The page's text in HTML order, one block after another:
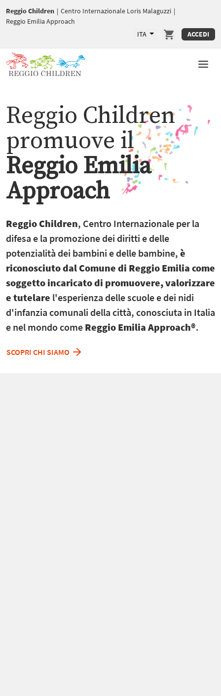
Reggio Children | Centro Internazionale Loris Malaguzzi |
Reggio Emilia Approach
ITA
ACCEDI
Reggio Children
promuove il
Reggio Emilia
Approach
Reggio Children, Centro Internazionale per la
difesa e la promozione dei diritti e delle
potenzialità dei bambini e delle bambine, è
riconosciuto dal Comune di Reggio Emilia come
soggetto incaricato di promuovere, valorizzare
e tutelare l'esperienza delle scuole e dei nidi
d'infanzia comunali della città, conosciuta in Italia
e nel mondo come Reggio Emilia Approach®.
SCOPRI CHI SIAMO